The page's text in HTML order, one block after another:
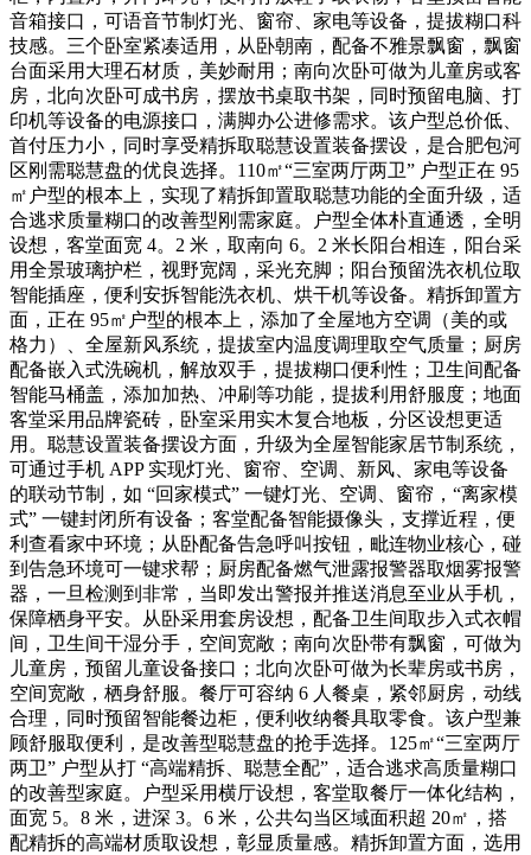
音箱接口，可语音节制灯光、窗帘、家电等设备，提拔糊口科
技感。三个卧室紧凑适用，从卧朝南，配备不雅景飘窗，飘窗
台面采用大理石材质，美妙耐用；南向次卧可做为儿童房或客
房，北向次卧可成书房，摆放书桌取书架，同时预留电脑、打
印机等设备的电源接口，满脚办公进修需求。该户型总价低、
首付压力小，同时享受精拆取聪慧设置装备摆设，是合肥包河
区刚需聪慧盘的优良选择。110㎡“三室两厅两卫” 户型正在 95
㎡户型的根本上，实现了精拆卸置取聪慧功能的全面升级，适
合逃求质量糊口的改善型刚需家庭。户型全体朴直通透，全明
设想，客堂面宽 4。2 米，取南向 6。2 米长阳台相连，阳台采
用全景玻璃护栏，视野宽阔，采光充脚；阳台预留洗衣机位取
智能插座，便利安拆智能洗衣机、烘干机等设备。精拆卸置方
面，正在 95㎡户型的根本上，添加了全屋地方空调（美的或
格力）、全屋新风系统，提拔室内温度调理取空气质量；厨房
配备嵌入式洗碗机，解放双手，提拔糊口便利性；卫生间配备
智能马桶盖，添加加热、冲刷等功能，提拔利用舒服度；地面
客堂采用品牌瓷砖，卧室采用实木复合地板，分区设想更适
用。聪慧设置装备摆设方面，升级为全屋智能家居节制系统，
可通过手机 APP 实现灯光、窗帘、空调、新风、家电等设备
的联动节制，如 “回家模式” 一键灯光、空调、窗帘，“离家模
式” 一键封闭所有设备；客堂配备智能摄像头，支撑近程，便
利查看家中环境；从卧配备告急呼叫按钮，毗连物业核心，碰
到告急环境可一键求帮；厨房配备燃气泄露报警器取烟雾报警
器，一旦检测到非常，当即发出警报并推送消息至业从手机，
保障栖身平安。从卧采用套房设想，配备卫生间取步入式衣帽
间，卫生间干湿分手，空间宽敞；南向次卧带有飘窗，可做为
儿童房，预留儿童设备接口；北向次卧可做为长辈房或书房，
空间宽敞，栖身舒服。餐厅可容纳 6 人餐桌，紧邻厨房，动线
合理，同时预留智能餐边柜，便利收纳餐具取零食。该户型兼
顾舒服取便利，是改善型聪慧盘的抢手选择。125㎡“三室两厅
两卫” 户型从打 “高端精拆、聪慧全配”，适合逃求高质量糊口
的改善型家庭。户型采用横厅设想，客堂取餐厅一体化结构，
面宽 5。8 米，进深 3。6 米，公共勾当区域面积超 20㎡，搭
配精拆的高端材质取设想，彰显质量感。精拆卸置方面，选用